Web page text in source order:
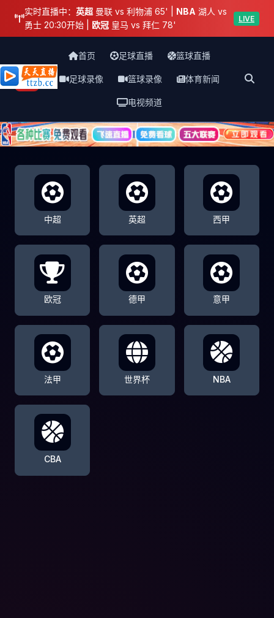
实时直播中： 英超 曼联 vs 利物浦 65' | NBA 湖人 vs
勇士 20:30开始 | 欧冠 皇马 vs 拜仁 78'
LIVE
天天直播网
首页 足球直播 篮球直播
足球录像 篮球录像 体育新闻
电视频道
中超 英超 西甲
欧冠 德甲 意甲
法甲 世界杯 NBA
CBA